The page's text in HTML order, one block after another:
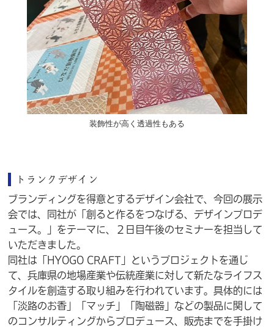
装飾性が高く透過性もある
トランクデザイン
ブランディングを得意とするデザイン会社で、今回の展示
会では、同社が「創ると作るをつなげる、デザインプロデ
ュース。」をテーマに、２日目午後のセミナーを担当して
いただきました。
同社は「HYOGO CRAFT」というプロジェクトを通じ
て、兵庫県の地場産業や伝統産業に対して新たなライフス
タイルを創造する取り組みを行われています。具体的には
「淡路のお香」「マッチ」「陶磁器」などの製品に関して
のコンサルティングからプロデュース、販売までを手掛け